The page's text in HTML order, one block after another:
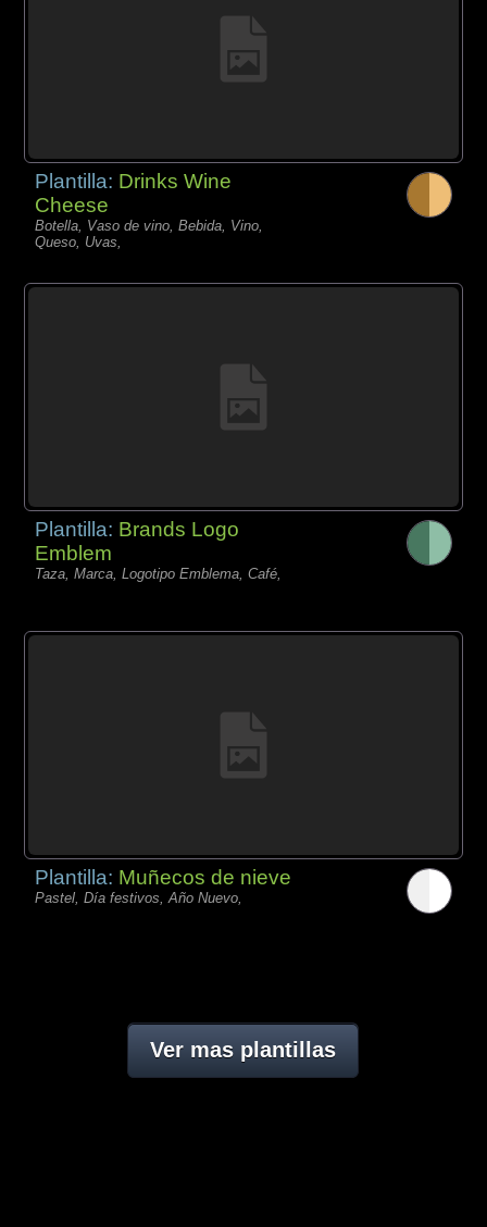
Plantilla: Drinks Wine
Cheese
Botella, Vaso de vino, Bebida, Vino,
Queso, Uvas,
Plantilla: Brands Logo
Emblem
Taza, Marca, Logotipo Emblema, Café,
Plantilla: Muñecos de nieve
Pastel, Día festivos, Año Nuevo,
Ver mas plantillas